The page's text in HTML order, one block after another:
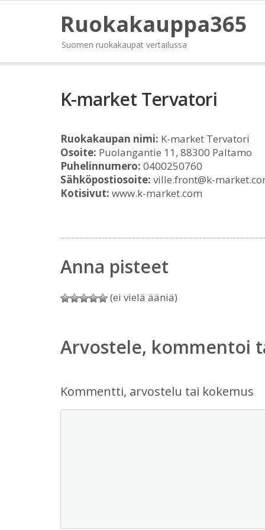
Ruokakauppa365
Suomen ruokakaupat vertailussa
K-market Tervatori
Ruokakaupan nimi: K-market Tervatori
Osoite: Puolangantie 11, 88300 Paltamo
Puhelinnumero: 0400250760
Sähköpostiosoite: ville.front@k-
Kotisivut: www.k-market.com
Anna pisteet
(ei vielä ääniä)
Arvostele, kommentoi
Kommentti, arvostelu tai kokemus